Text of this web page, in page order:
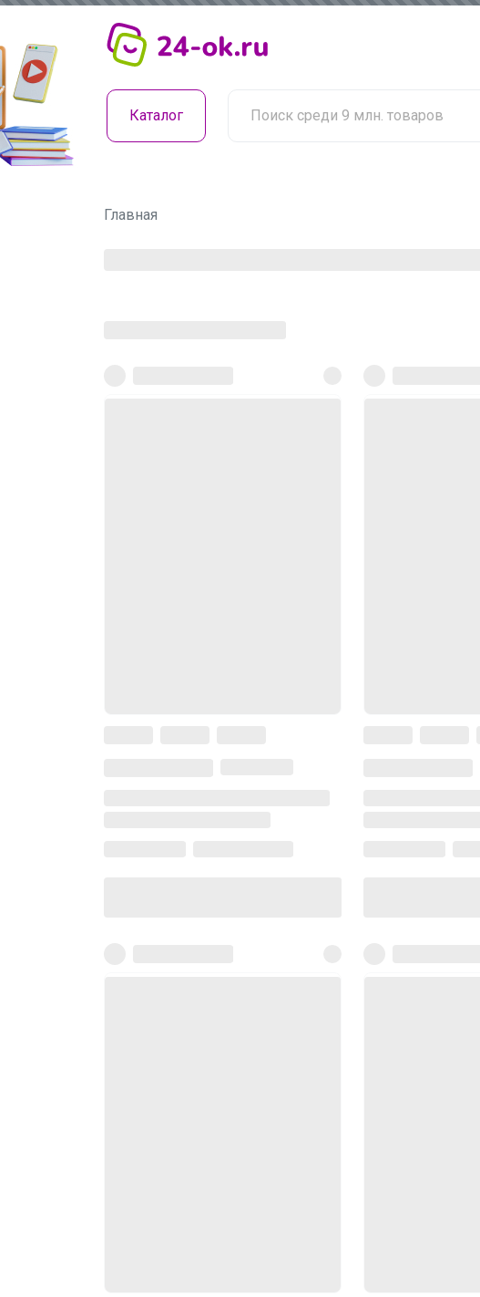
Каталог
Главная